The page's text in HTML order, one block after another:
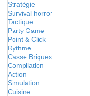
Stratégie
Survival horror
Tactique
Party Game
Point & Click
Rythme
Casse Briques
Compilation
Action
Simulation
Cuisine